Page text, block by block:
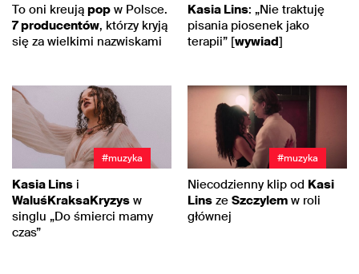
To oni kreują pop w Polsce.
7 producentów, którzy kryją
się za wielkimi nazwiskami
Kasia Lins: „Nie traktuję
pisania piosenek jako
terapii” [wywiad]
#muzyka
Kasia Lins i
WaluśKraksaKryzys w
singlu „Do śmierci mamy
czas”
#muzyka
Niecodzienny klip od Kasi
Lins ze Szczylem w roli
głównej